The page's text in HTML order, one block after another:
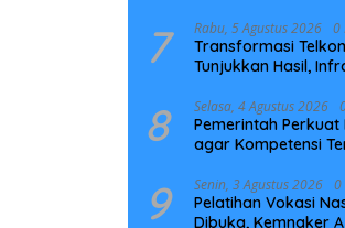
7 Rabu, 5 Agustus 2026 0
Transformasi
Tunjukkan Hasil,
Digital Nasional
8 Selasa, 4 Agustus 2026
Pemerintah
agar Kompetensi
9 Senin, 3 Agustus 2026 0
Pelatihan Vokasi
Dibuka, Kemnaker